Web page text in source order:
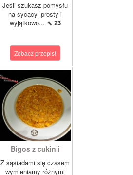
Jeśli szukasz pomysłu
na sycący, prosty i
wyjątkowo... ⇖ 23
Zobacz przepis!
Bigos z cukinii
Z sąsiadami się czasem
wymieniamy różnymi